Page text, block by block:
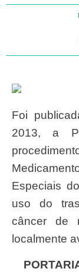
Foi publicada no DOU de 30 de janeiro de
2013, a
Especiais
uso do
câncer de
localmente
PORTARIA N. 73, DE 30 DE JANEIRO DE